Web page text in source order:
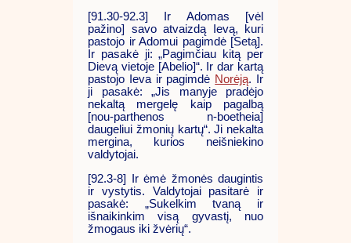
[91.30-92.3] Ir Adomas [vėl
pažino] savo atvaizdą Ievą, kuri
pastojo ir Adomui pagimdė [Setą].
Ir pasakė ji: „Pagimčiau kitą per
Dievą vietoje [Abelio]“. Ir dar kartą
pastojo Ieva ir pagimdė Norėją. Ir
ji pasakė: „Jis manyje pradėjo
nekaltą mergelę kaip pagalbą
[nou-parthenos n-boetheia]
daugeliui žmonių kartų“. Ji nekalta
mergina, kurios neišniekino
valdytojai.
[92.3-8] Ir ėmė žmonės daugintis
ir vystytis. Valdytojai pasitarė ir
pasakė: „Sukelkim tvaną ir
išnaikinkim visą gyvastį, nuo
žmogaus iki žvėrių“.